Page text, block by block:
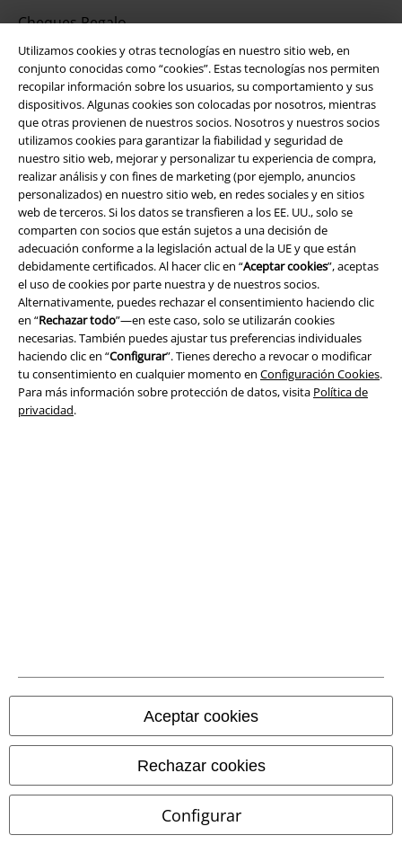
Utilizamos cookies y otras tecnologías en nuestro sitio web, en
conjunto conocidas como “cookies”. Estas tecnologías nos permiten
recopilar información sobre los usuarios, su comportamiento y sus
dispositivos. Algunas cookies son colocadas por nosotros, mientras
que otras provienen de nuestros socios. Nosotros y nuestros socios
utilizamos cookies para garantizar la fiabilidad y seguridad de
nuestro sitio web, mejorar y personalizar tu experiencia de compra,
realizar análisis y con fines de marketing (por ejemplo, anuncios
personalizados) en nuestro sitio web, en redes sociales y en sitios
web de terceros. Si los datos se transfieren a los EE. UU., solo se
comparten con socios que están sujetos a una decisión de
adecuación conforme a la legislación actual de la UE y que están
debidamente certificados. Al hacer clic en “Aceptar cookies”, aceptas
el uso de cookies por parte nuestra y de nuestros socios.
Alternativamente, puedes rechazar el consentimiento haciendo clic
en “Rechazar todo”—en este caso, solo se utilizarán cookies
necesarias. También puedes ajustar tus preferencias individuales
haciendo clic en “Configurar”. Tienes derecho a revocar o modificar
tu consentimiento en cualquier momento en Configuración Cookies.
Para más información sobre protección de datos, visita Política de
privacidad.
Aceptar cookies
Rechazar cookies
Configurar
Cheques Regalo
Descuento para estudiantes
EMP Backstage Club
Sobre EMP
EMP Eventos
Programa de Afiliados
Sostenibilidad
Métodos de pago
adelantado